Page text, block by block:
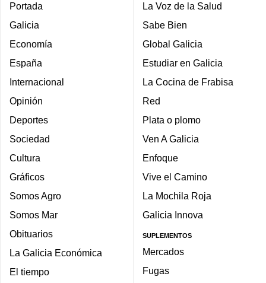
Portada
Galicia
Economía
España
Internacional
Opinión
Deportes
Sociedad
Cultura
Gráficos
Somos Agro
Somos Mar
Obituarios
La Galicia Económica
El tiempo
La Voz de la Salud
Sabe Bien
Global Galicia
Estudiar en Galicia
La Cocina de Frabisa
Red
Plata o plomo
Ven A Galicia
Enfoque
Vive el Camino
La Mochila Roja
Galicia Innova
SUPLEMENTOS
Mercados
Fugas